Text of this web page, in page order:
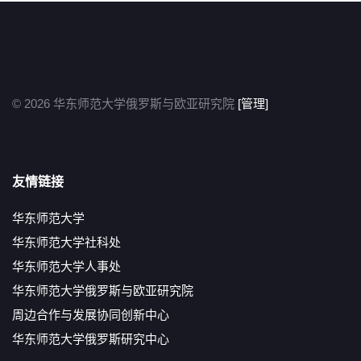
© 2026 华东师范大学俄罗斯与欧亚研究院 [管理]
友情链接
华东师范大学
华东师范大学社科处
华东师范大学人事处
华东师范大学俄罗斯与欧亚研究院
周边合作与发展协同创新中心
华东师范大学俄罗斯研究中心